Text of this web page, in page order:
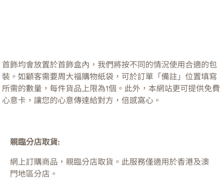
首飾均會放置於首飾盒內，我們將按不同的情況使用合適的包
裝。如顧客需要周大福購物紙袋，可於訂單「備註」位置填寫
所需的數量，每件貨品上限為1個。此外，本網站更可提供免費
心意卡，讓您的心意傳達給對方，倍感窩心。
親臨分店取貨:
網上訂購商品，親臨分店取貨。此服務僅適用於香港及澳
門地區分店。